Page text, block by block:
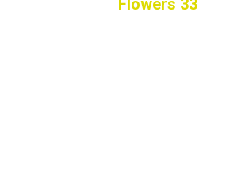
Flowers 33